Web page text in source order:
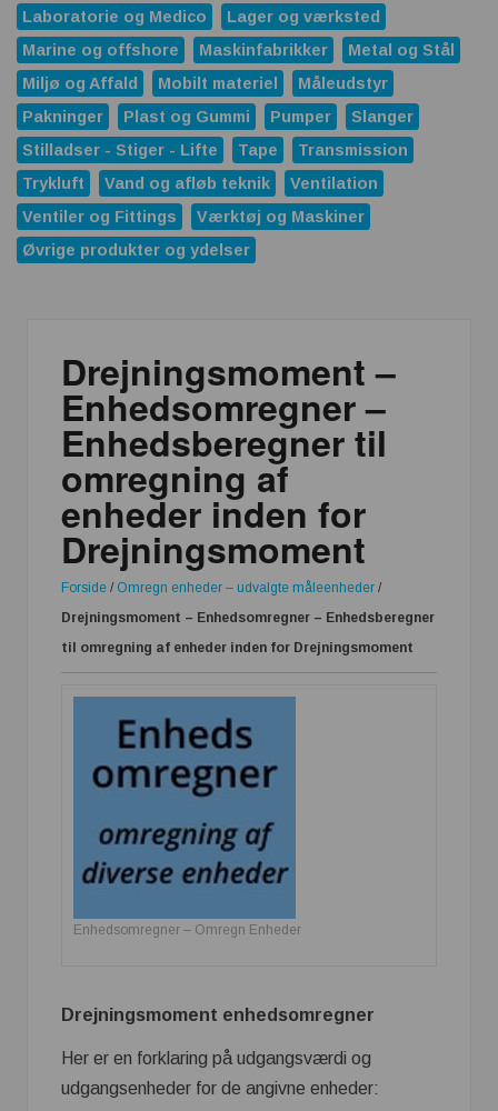
Laboratorie og Medico
Lager og værksted
Marine og offshore
Maskinfabrikker
Metal og Stål
Miljø og Affald
Mobilt materiel
Måleudstyr
Pakninger
Plast og Gummi Pumper
Slanger
Stilladser - Stiger - Lifte
Tape
Transmission
Trykluft
Vand og afløb teknik
Ventilation
Ventiler og Fittings
Værktøj og Maskiner
Øvrige produkter og ydelser
Drejningsmoment –
Enhedsomregner –
Enhedsberegner til
omregning af
enheder inden for
Drejningsmoment
Forside / Omregn enheder – udvalgte måleenheder /
Drejningsmoment – Enhedsomregner – Enhedsberegner
til omregning af enheder inden for Drejningsmoment
Enhedsomregner – Omregn Enheder
Drejningsmoment enhedsomregner
Her er en forklaring på udgangsværdi og
udgangsenheder for de angivne enheder: